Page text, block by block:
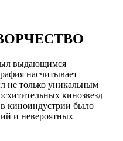
выдающимся
насчитывает
не только уникальным
кинозвезд
в киноиндустрии было
и невероятных